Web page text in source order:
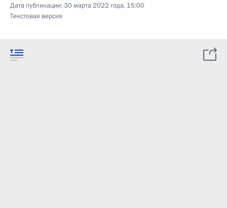
Дата публикации:30 марта 2022 года, 15:00
Текстовая версия